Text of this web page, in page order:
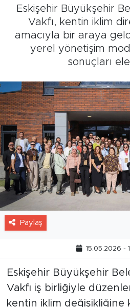
Eskişehir Büyükşehir
Vakfı, kentin iklim
amacıyla bir araya
yerel yönetişim
sonuçları ele
Paylaş
15.05.2026 -
Eskişehir Büyükşehir
Vakfı iş birliğiyle
kentin iklim değişikliğine